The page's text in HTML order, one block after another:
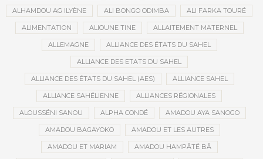
ALHAMDOU AG ILYÈNE ALI BONGO ODIMBA ALI FARKA TOURÉ
ALIMENTATION ALIOUNE TINE ALLAITEMENT MATERNEL
ALLEMAGNE ALLIANCE DES ÉTATS DU SAHEL
ALLIANCE DES ETATS DU SAHEL
ALLIANCE DES ÉTATS DU SAHEL (AES) ALLIANCE SAHEL
ALLIANCE SAHÉLIENNE ALLIANCES RÉGIONALES
ALOUSSÉNI SANOU ALPHA CONDÉ AMADOU AYA SANOGO
AMADOU BAGAYOKO AMADOU ET LES AUTRES
AMADOU ET MARIAM AMADOU HAMPÂTÉ BÂ